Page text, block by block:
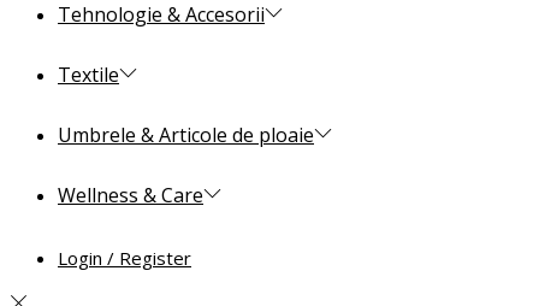
Tehnologie & Accesorii
Textile
Umbrele & Articole de ploaie
Wellness & Care
Login / Register